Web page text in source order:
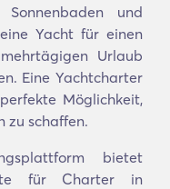
und
Yacht für einen
Urlaub
Eine Yachtcharter
Möglichkeit,
zu schaffen.
bietet
für Charter in